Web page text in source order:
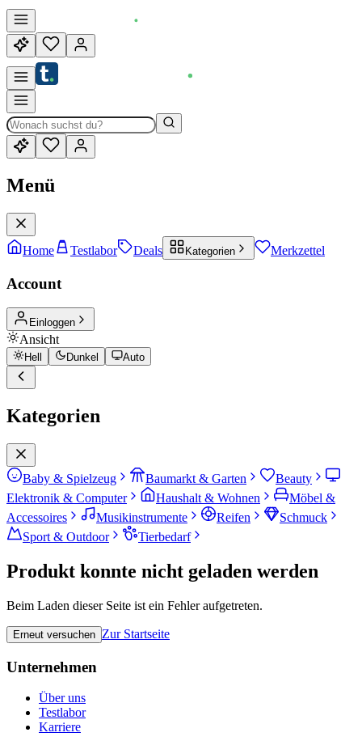
Menü
Home Testlabor Deals Kategorien Merkzettel
Account
Einloggen
Ansicht
Hell Dunkel Auto
Kategorien
Baby & Spielzeug Baumarkt & Garten
Beauty
Elektronik & Computer
Haushalt & Wohnen
Möbel &
Accessoires
Musikinstrumente Reifen
Schmuck
Sport & Outdoor
Tierbedarf
Produkt konnte nicht geladen werden
Beim Laden dieser Seite ist ein Fehler aufgetreten.
Erneut versuchen Zur Startseite
Unternehmen
Über uns
Testlabor
Karriere